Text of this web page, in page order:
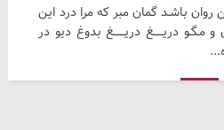
روان باشـد گمان مبر که مرا درد این
دریـــــغ دریــــــغ بدوغ دیو در